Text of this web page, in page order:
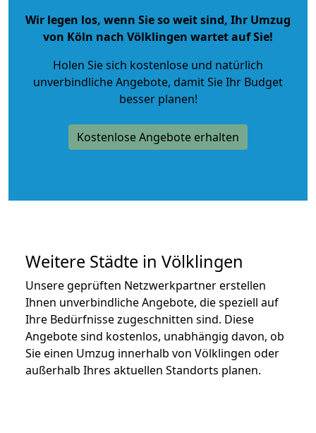
Wir legen los, wenn Sie so weit sind, Ihr Umzug
von Köln nach Völklingen wartet auf Sie!
Holen Sie sich kostenlose und natürlich
unverbindliche Angebote, damit Sie Ihr Budget
besser planen!
Kostenlose Angebote erhalten
Weitere Städte in Völklingen
Unsere geprüften Netzwerkpartner erstellen
Ihnen unverbindliche Angebote, die speziell auf
Ihre Bedürfnisse zugeschnitten sind. Diese
Angebote sind kostenlos, unabhängig davon, ob
Sie einen Umzug innerhalb von Völklingen oder
außerhalb Ihres aktuellen Standorts planen.